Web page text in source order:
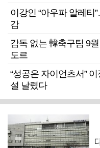
이강인 “아우파 알레티
감
감독 없는 韓축구팀 9
도르
“성공은 자이언츠서”
설 날렸다